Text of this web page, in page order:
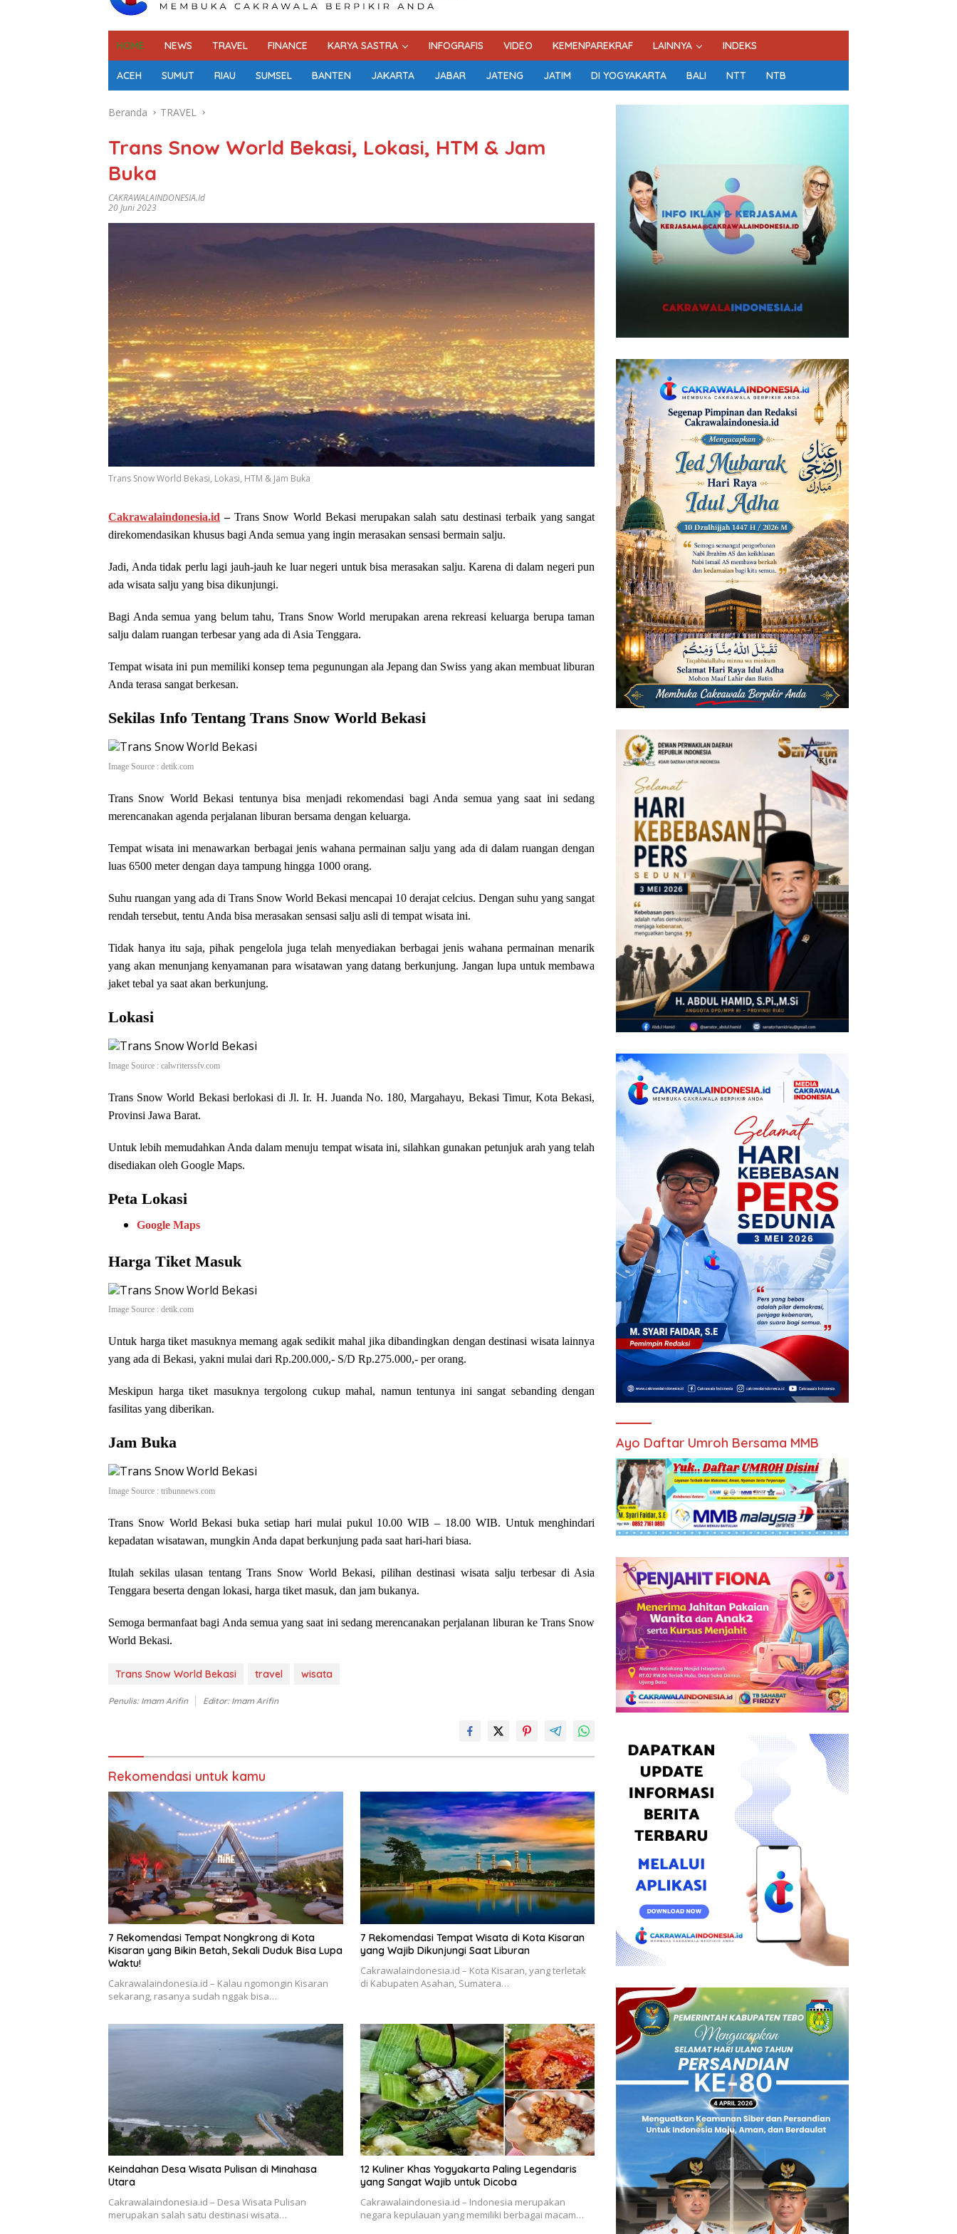
HOME NEWS TRAVEL FINANCE KARYA SASTRA INFOGRAFIS VIDEO KEMENPAREKRAF LAINNYA INDEKS
ACEH SUMUT RIAU SUMSEL BANTEN JAKARTA JABAR JATENG JATIM DI YOGYAKARTA BALI NTT NTB
Beranda TRAVEL
Trans Snow World Bekasi, Lokasi, HTM & Jam
Buka
CAKRAWALAINDONESIA.id
20 Juni 2023
Trans Snow World Bekasi, Lokasi, HTM & Jam Buka
Cakrawalaindonesia.id –Trans Snow World Bekasi merupakan salah satu destinasi terbaik yang sangat
direkomendasikan khusus bagi Anda semua yang ingin merasakan sensasi bermain salju.
Jadi, Anda tidak perlu lagi jauh-jauh ke luar negeri untuk bisa merasakan salju. Karena di dalam negeri pun
ada wisata salju yang bisa dikunjungi.
Bagi Anda semua yang belum tahu, Trans Snow World merupakan arena rekreasi keluarga berupa taman
salju dalam ruangan terbesar yang ada di Asia Tenggara.
Tempat wisata ini pun memiliki konsep tema pegunungan ala Jepang dan Swiss yang akan membuat liburan
Anda terasa sangat berkesan.
Sekilas Info Tentang Trans Snow World Bekasi
Image Source : detik.com
Trans Snow World Bekasi tentunya bisa menjadi rekomendasi bagi Anda semua yang saat ini sedang
merencanakan agenda perjalanan liburan bersama dengan keluarga.
Tempat wisata ini menawarkan berbagai jenis wahana permainan salju yang ada di dalam ruangan dengan
luas 6500 meter dengan daya tampung hingga 1000 orang.
Suhu ruangan yang ada di Trans Snow World Bekasi mencapai 10 derajat celcius. Dengan suhu yang sangat
rendah tersebut, tentu Anda bisa merasakan sensasi salju asli di tempat wisata ini.
Tidak hanya itu saja, pihak pengelola juga telah menyediakan berbagai jenis wahana permainan menarik
yang akan menunjang kenyamanan para wisatawan yang datang berkunjung. Jangan lupa untuk membawa
jaket tebal ya saat akan berkunjung.
Lokasi
Image Source : calwriterssfv.com
Trans Snow World Bekasi berlokasi di Jl. Ir. H. Juanda No. 180, Margahayu, Bekasi Timur, Kota Bekasi,
Provinsi Jawa Barat.
Untuk lebih memudahkan Anda dalam menuju tempat wisata ini, silahkan gunakan petunjuk arah yang telah
disediakan oleh Google Maps.
Peta Lokasi
Google Maps
Harga Tiket Masuk
Image Source : detik.com
Untuk harga tiket masuknya memang agak sedikit mahal jika dibandingkan dengan destinasi wisata lainnya
yang ada di Bekasi, yakni mulai dari Rp.200.000,- S/D Rp.275.000,- per orang.
Meskipun harga tiket masuknya tergolong cukup mahal, namun tentunya ini sangat sebanding dengan
fasilitas yang diberikan.
Jam Buka
Image Source : tribunnews.com
Trans Snow World Bekasi buka setiap hari mulai pukul 10.00 WIB – 18.00 WIB. Untuk menghindari
kepadatan wisatawan, mungkin Anda dapat berkunjung pada saat hari-hari biasa.
Itulah sekilas ulasan tentang Trans Snow World Bekasi, pilihan destinasi wisata salju terbesar di Asia
Tenggara beserta dengan lokasi, harga tiket masuk, dan jam bukanya.
Semoga bermanfaat bagi Anda semua yang saat ini sedang merencanakan perjalanan liburan ke Trans Snow
World Bekasi.
Trans Snow World Bekasi travel wisata
Penulis: Imam Arifin Editor: Imam Arifin
Rekomendasi untuk kamu
7 Rekomendasi Tempat Nongkrong di Kota
Kisaran yang Bikin Betah, Sekali Duduk Bisa Lupa
Waktu!
Cakrawalaindonesia.id – Kalau ngomongin Kisaran
sekarang, rasanya sudah nggak bisa…
7 Rekomendasi Tempat Wisata di Kota Kisaran
yang Wajib Dikunjungi Saat Liburan
Cakrawalaindonesia.id – Kota Kisaran, yang terletak
di Kabupaten Asahan, Sumatera…
Keindahan Desa Wisata Pulisan di Minahasa
Utara
Cakrawalaindonesia.id – Desa Wisata Pulisan
merupakan salah satu destinasi wisata…
12 Kuliner Khas Yogyakarta Paling Legendaris
yang Sangat Wajib untuk Dicoba
Cakrawalaindonesia.id – Indonesia merupakan
negara kepulauan yang memiliki berbagai macam…
Ayo Daftar Umroh Bersama MMB